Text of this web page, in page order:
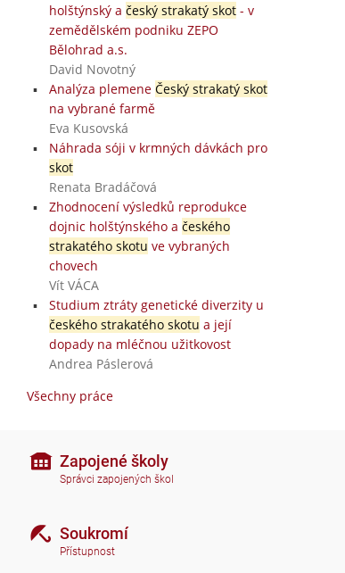
holštýnský a český strakatý skot- v
zemědělském podniku ZEPO
Bělohrad a.s.
David Novotný
Analýza plemene Český strakatý skot
na vybrané farmě
Eva Kusovská
Náhrada sóji v krmných dávkách pro
skot
Renata Bradáčová
Zhodnocení výsledků reprodukce
dojnic holštýnského a českého
strakatého skotu ve vybraných
chovech
Vít VÁCA
Studium ztráty genetické diverzity u
českého strakatého skotu a její
dopady na mléčnou užitkovost
Andrea Páslerová
Všechny práce
Zapojené školy
Správci zapojených škol
Soukromí
Přístupnost